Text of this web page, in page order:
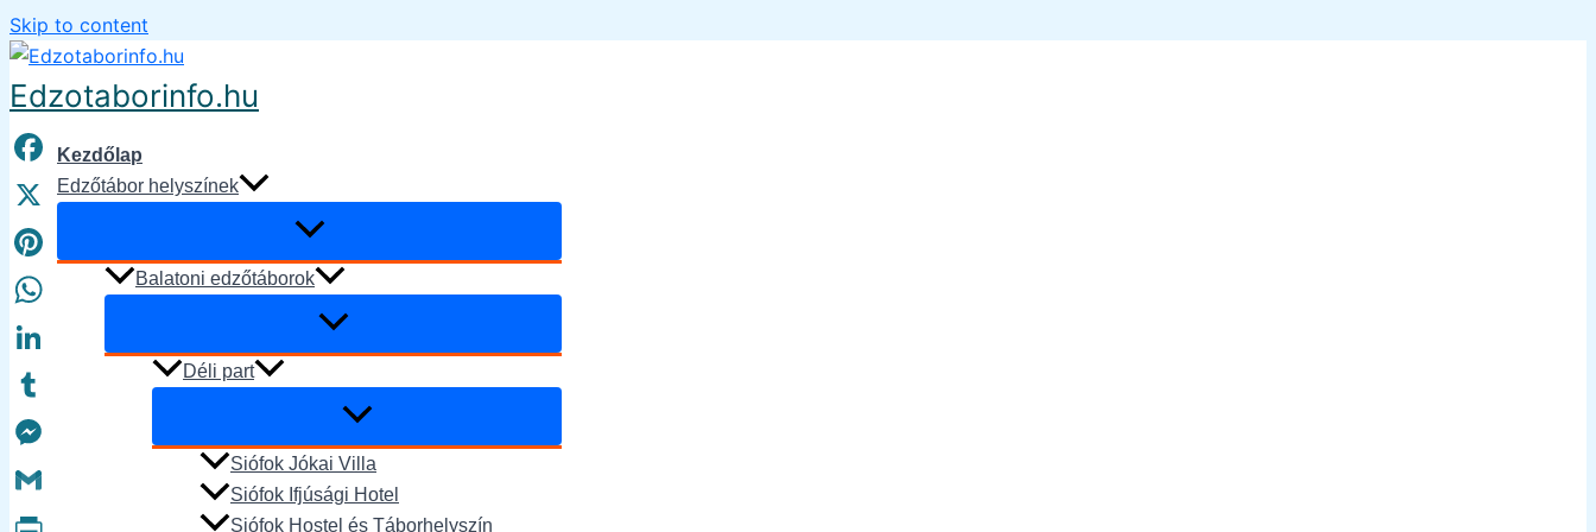
Skip to content
Edzotaborinfo.hu
Kezdőlap
Edzőtábor helyszínek
Balatoni edzőtáborok
Déli part
Siófok Jókai Villa
Siófok Ifjúsági Hotel
Siófok Hostel és Táborhelyszín
Facebook
X
Pinterest
WhatsApp
LinkedIn
Tumblr
Messenger
Gmail